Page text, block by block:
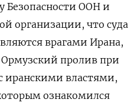
Безопасности ​ООН и
организации, что суда
врагами Ирана,
Ормузский пролив при
иранскими властями,
ознакомился